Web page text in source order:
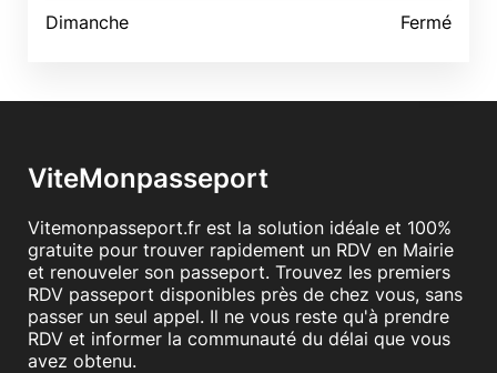
Dimanche Fermé
ViteMonpasseport
Vitemonpasseport.fr est la solution idéale et 100%
gratuite pour trouver rapidement un RDV en Mairie
et renouveler son passeport. Trouvez les premiers
RDV passeport disponibles près de chez vous, sans
passer un seul appel. Il ne vous reste qu'à prendre
RDV et informer la communauté du délai que vous
avez obtenu.